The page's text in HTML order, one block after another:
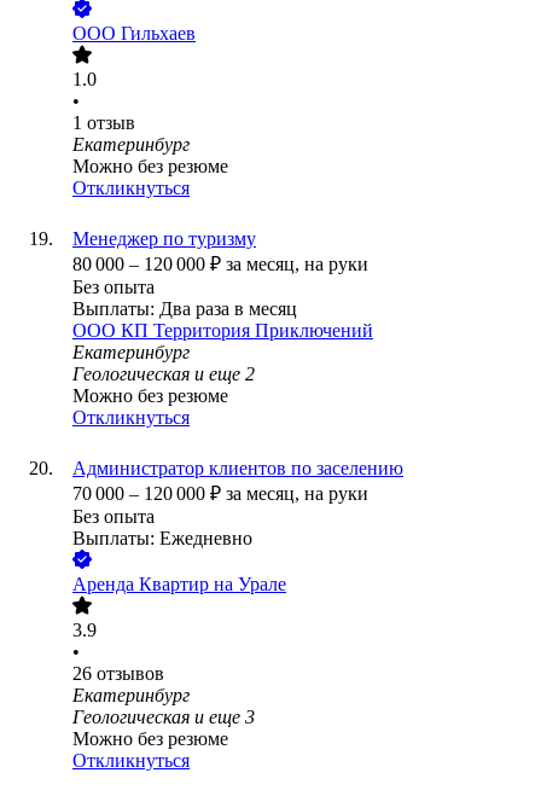
ООО Гильхаев
1.0
•
1 отзыв
Екатеринбург
Можно без резюме
Откликнуться
Менеджер по туризму
80 000 – 120 000 ₽ за месяц, на руки
Без опыта
Выплаты: Два раза в месяц
ООО КП Территория Приключений
Екатеринбург
Геологическая и еще 2
Можно без резюме
Откликнуться
Администратор клиентов по заселению
70 000 – 120 000 ₽ за месяц, на руки
Без опыта
Выплаты: Ежедневно
Аренда Квартир на Урале
3.9
•
26 отзывов
Екатеринбург
Геологическая и еще 3
Можно без резюме
Откликнуться